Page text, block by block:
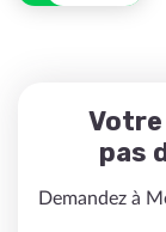
pas
Demandez à